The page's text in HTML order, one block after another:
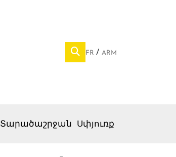
FR ARM
Տարածաշրջան Սփյուռք